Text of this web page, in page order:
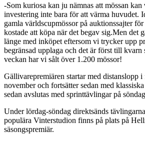
-Som kuriosa kan ju nämnas att mössan
investering inte bara för att värma huvudet.
gamla världscupmössor på auktionssajter
kostade att köpa när det begav sig.Men det
länge med inköpet eftersom vi trycker upp
begränsad upplaga och det är först till kvarn
veckan har vi sålt över 1.200 mössor!
Gällivarepremiären startar med distanslopp
november och fortsätter sedan med
sedan avslutas med sprinttävlingar på
Under lördag-söndag direktsänds
populära Vinterstudion finns på plats på
säsongspremiär.